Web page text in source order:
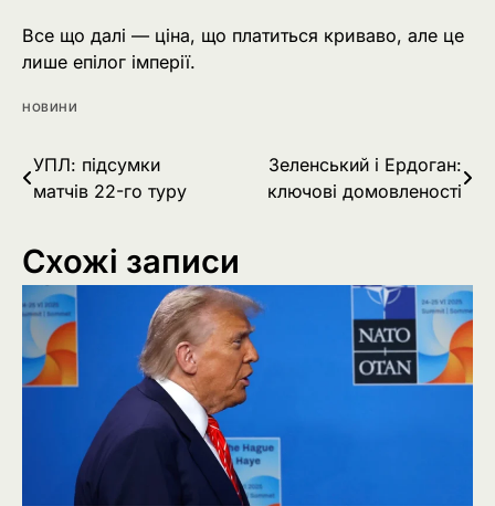
Все що далі — ціна, що платиться криваво, але це
лише епілог імперії.
НОВИНИ
Навігація
записів
УПЛ: підсумки
матчів 22-го туру
Зеленський і Ердоган:
ключові домовленості
Схожі записи